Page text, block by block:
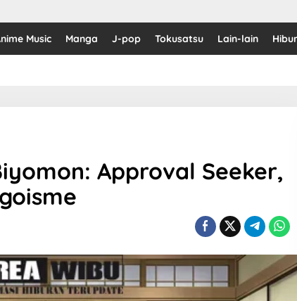
Music Manga J-pop Tokusatsu Lain-lain
Approval Seeker,